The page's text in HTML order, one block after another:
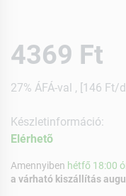
4369 Ft
27% ÁFÁ-val , [146 Ft/
Készletinformáció:
Elérhetõ
Amennyiben hétfő 18:00
a várható kiszállítás